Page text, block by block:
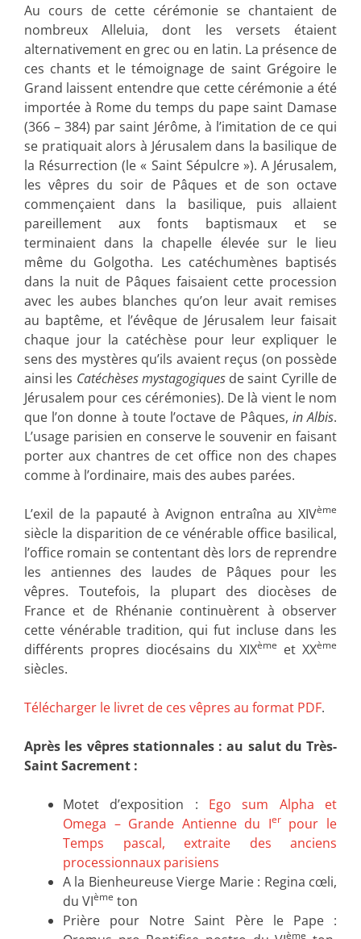
Au cours de cette cérémonie se chantaient de
nombreux Alleluia, dont les versets étaient
alternativement en grec ou en latin. La présence de
ces chants et le témoignage de saint Grégoire le
Grand laissent entendre que cette cérémonie a été
importée à Rome du temps du pape saint Damase
(366 – 384) par saint Jérôme, à l’imitation de ce qui
se pratiquait alors à Jérusalem dans la basilique de
la Résurrection (le « Saint Sépulcre »). A Jérusalem,
les vêpres du soir de Pâques et de son octave
commençaient dans la basilique, puis allaient
pareillement aux fonts baptismaux et se
terminaient dans la chapelle élevée sur le lieu
même du Golgotha. Les catéchumènes baptisés
dans la nuit de Pâques faisaient cette procession
avec les aubes blanches qu’on leur avait remises
au baptême, et l’évêque de Jérusalem leur faisait
chaque jour la catéchèse pour leur expliquer le
sens des mystères qu’ils avaient reçus (on possède
ainsi les Catéchèses mystagogiquesde saint Cyrille de
Jérusalem pour ces cérémonies). De là vient le nom
que l’on donne à toute l’octave de Pâques, in Albis.
L’usage parisien en conserve le souvenir en faisant
porter aux chantres de cet office non des chapes
comme à l’ordinaire, mais des aubes parées.
L’exil de la papauté à Avignon entraîna au XIVème
siècle la disparition de ce vénérable office basilical,
l’office romain se contentant dès lors de reprendre
les antiennes des laudes de Pâques pour les
vêpres. Toutefois, la plupart des diocèses de
France et de Rhénanie continuèrent à observer
cette vénérable tradition, qui fut incluse dans les
différents propres diocésains du XIXème et XXème
siècles.
Télécharger le livret de ces vêpres au format PDF.
Après les vêpres stationnales : au salut du Très-
Saint Sacrement :
Motet d’exposition : Ego sum Alpha et
Omega – Grande Antienne du Ierpour le
Temps pascal, extraite des anciens
processionnaux parisiens
A la Bienheureuse Vierge Marie : Regina cœli,
du VIème ton
Prière pour Notre Saint Père le Pape :
ème